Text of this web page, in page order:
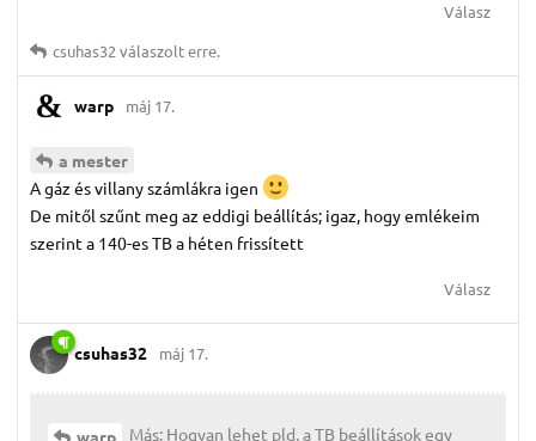
Válasz
csuhas32 válaszolt erre.
warp máj 17.
a mester
A gáz és villany számlákra igen
De mitől szűnt meg az eddigi beállítás; igaz, hogy emlékeim
szerint a 140-es TB a héten frissített
Válasz
csuhas32 máj 17.
warp
Más: Hogyan lehet pld. a TB beállítások egy